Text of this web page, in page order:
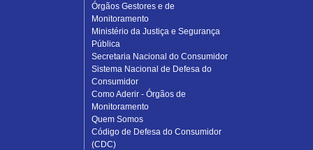
Órgãos Gestores e de
Monitoramento
Ministério da Justiça e Segurança
Pública
Secretaria Nacional do Consumidor
Sistema Nacional de Defesa do
Consumidor
Como Aderir - Órgãos de
Monitoramento
Quem Somos
Código de Defesa do Consumidor
(CDC)